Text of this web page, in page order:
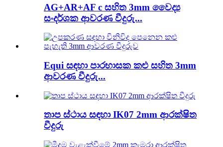
AG+AR+AF c සහිත 3mm වෛද්‍ය
සංදර්ශක ආවරණ වීදුරු...
Equi සඳහා පාරභාසක කළු සහිත 3mm
ආවරණ වීදුරු...
තාප ස්ථාය සඳහා IK07 2mm ආරක්ෂිත
වීදුරු